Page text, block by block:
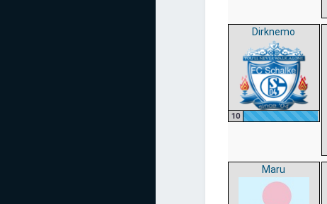
Dirknemo
10
Maru